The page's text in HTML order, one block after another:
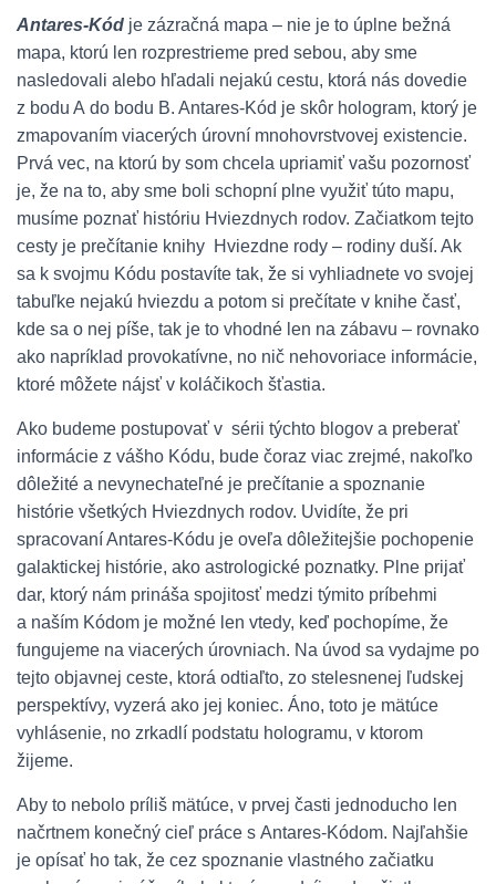
Antares-Kód je zázračná mapa – nie je to úplne bežná
mapa, ktorú len rozprestrieme pred sebou, aby sme
nasledovali alebo hľadali nejakú cestu, ktorá nás dovedie
z bodu A do bodu B. Antares-Kód je skôr hologram, ktorý je
zmapovaním viacerých úrovní mnohovrstvovej existencie.
Prvá vec, na ktorú by som chcela upriamiť vašu pozornosť
je, že na to, aby sme boli schopní plne využiť túto mapu,
musíme poznať históriu Hviezdnych rodov. Začiatkom tejto
cesty je prečítanie knihy Hviezdne rody – rodiny duší. Ak
sa k svojmu Kódu postavíte tak, že si vyhliadnete vo svojej
tabuľke nejakú hviezdu a potom si prečítate v knihe časť,
kde sa o nej píše, tak je to vhodné len na zábavu – rovnako
ako napríklad provokatívne, no nič nehovoriace informácie,
ktoré môžete nájsť v koláčikoch šťastia.
Ako budeme postupovať v sérii týchto blogov a preberať
informácie z vášho Kódu, bude čoraz viac zrejmé, nakoľko
dôležité a nevynechateľné je prečítanie a spoznanie
histórie všetkých Hviezdnych rodov. Uvidíte, že pri
spracovaní Antares-Kódu je oveľa dôležitejšie pochopenie
galaktickej histórie, ako astrologické poznatky. Plne prijať
dar, ktorý nám prináša spojitosť medzi týmito príbehmi
a naším Kódom je možné len vtedy, keď pochopíme, že
fungujeme na viacerých úrovniach. Na úvod sa vydajme po
tejto objavnej ceste, ktorá odtiaľto, zo stelesnenej ľudskej
perspektívy, vyzerá ako jej koniec. Áno, toto je mätúce
vyhlásenie, no zrkadlí podstatu hologramu, v ktorom
žijeme.
Aby to nebolo príliš mätúce, v prvej časti jednoducho len
načrtnem konečný cieľ práce s Antares-Kódom. Najľahšie
je opísať ho tak, že cez spoznanie vlastného začiatku